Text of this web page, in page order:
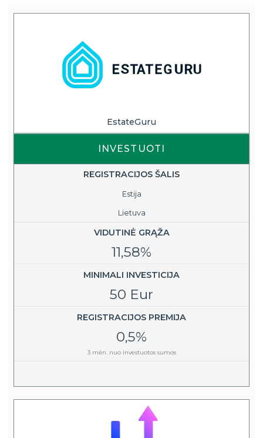
EstateGuru
INVESTUOTI
REGISTRACIJOS ŠALIS
Estija
Lietuva
VIDUTINĖ GRĄŽA
11,58%
MINIMALI INVESTICIJA
50 Eur
REGISTRACIJOS PREMIJA
0,5%
3 mėn. nuo investuotos sumos